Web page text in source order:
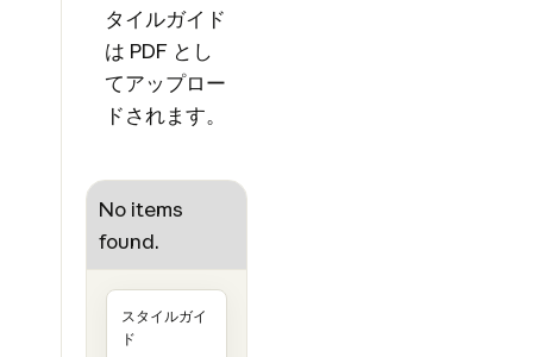
タイルガイド
は PDF とし
てアップロー
ドされます。
No items
found.
スタイルガイ
ド